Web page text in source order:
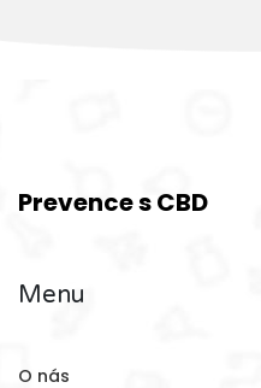
Prevence s CBD
Menu
O nás